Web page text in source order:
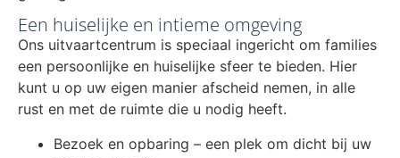
Een huiselijke en intieme omgeving
Ons uitvaartcentrum is speciaal ingericht om families
een persoonlijke en huiselijke sfeer te bieden. Hier
kunt u op uw eigen manier afscheid nemen, in alle
rust en met de ruimte die u nodig heeft.
Bezoek en opbaring – een plek om dicht bij uw